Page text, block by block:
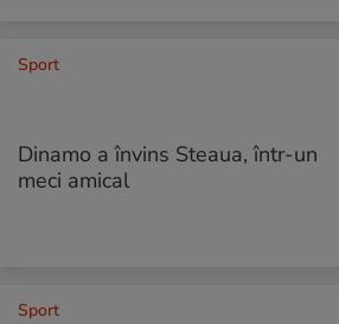
Sport
Dinamo a învins Steaua, într-un
meci amical
Sport